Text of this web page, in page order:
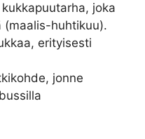
joka
(maalis-huhtikuu).
erityisesti
jonne